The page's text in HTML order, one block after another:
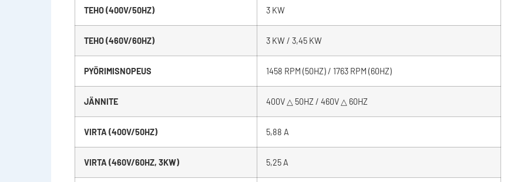
TEHO (400V/50HZ) 3 KW
TEHO (460V/60HZ) 3 KW / 3,45 KW
PYÖRIMISNOPEUS 1458 RPM (50HZ) / 1763 RPM (60HZ)
JÄNNITE 400V △ 50HZ / 460V △ 60HZ
VIRTA (400V/50HZ) 5,88 A
VIRTA (460V/60HZ, 3KW) 5,25 A